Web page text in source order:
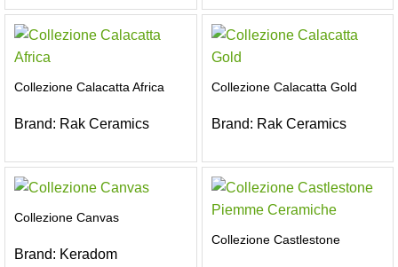
a
Collezione Calacatta Africa
Brand: Rak Ceramics
Collezione Calacatta Gold
Brand: Rak Ceramics
Collezione Canvas
Brand: Keradom
Collezione Castlestone